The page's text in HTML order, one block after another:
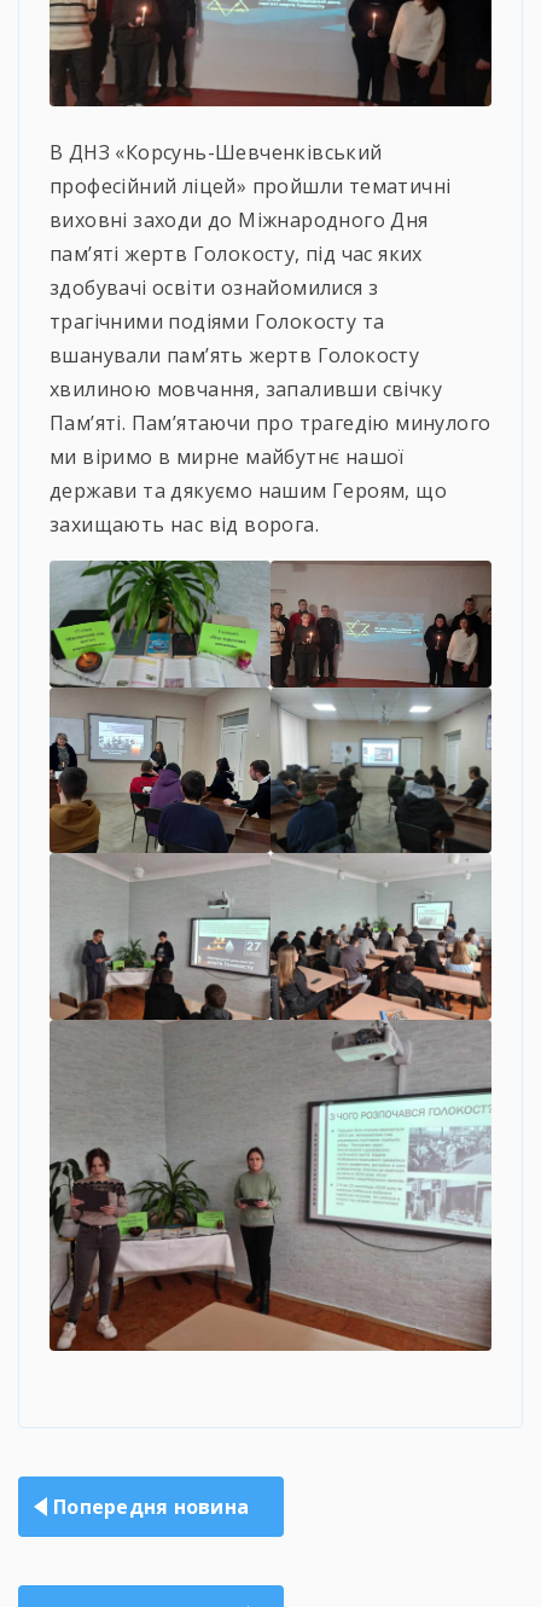
В ДНЗ «Корсунь-Шевченківський
професійний ліцей» пройшли тематичні
виховні заходи до Міжнародного Дня
пам’яті жертв Голокосту, під час яких
здобувачі освіти ознайомилися з
трагічними подіями Голокосту та
вшанували пам’ять жертв Голокосту
хвилиною мовчання, запаливши свічку
Пам’яті. Пам’ятаючи про трагедію минулого
ми віримо в мирне майбутнє нашої
держави та дякуємо нашим Героям, що
захищають нас від ворога.
Навігація
записів
Попередня новина